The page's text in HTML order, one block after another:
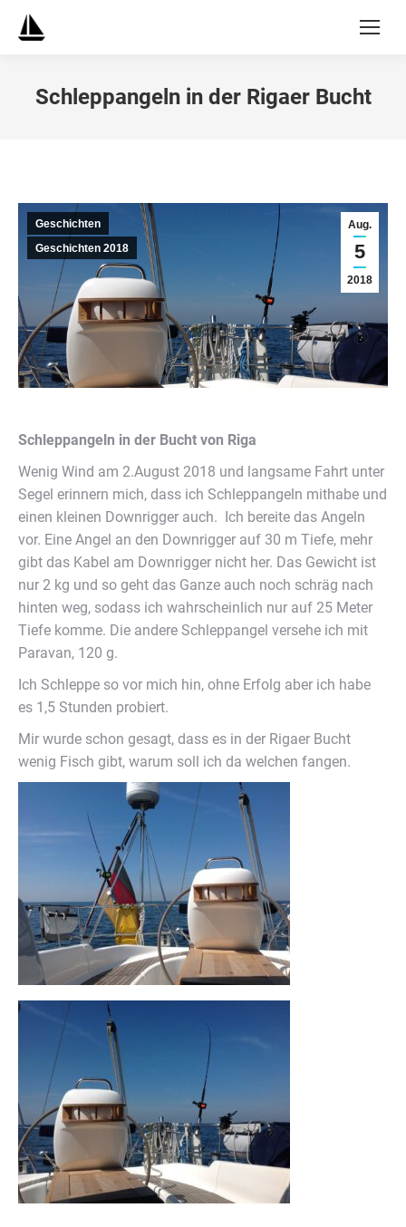
Schleppangeln in der Rigaer Bucht
Aug.
5
2018
Geschichten
Geschichten 2018
Schleppangeln in der Bucht von Riga
Wenig Wind am 2.August 2018 und langsame Fahrt unter
Segel erinnern mich, dass ich Schleppangeln mithabe und
einen kleinen Downrigger auch. Ich bereite das Angeln
vor. Eine Angel an den Downrigger auf 30 m Tiefe, mehr
gibt das Kabel am Downrigger nicht her. Das Gewicht ist
nur 2 kg und so geht das Ganze auch noch schräg nach
hinten weg, sodass ich wahrscheinlich nur auf 25 Meter
Tiefe komme. Die andere Schleppangel versehe ich mit
Paravan, 120 g.
Ich Schleppe so vor mich hin, ohne Erfolg aber ich habe
es 1,5 Stunden probiert.
Mir wurde schon gesagt, dass es in der Rigaer Bucht
wenig Fisch gibt, warum soll ich da welchen fangen.